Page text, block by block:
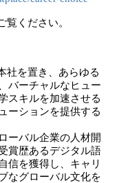
覧ください。
社を置き、あらゆる
バーチャルなヒュー
スキルを加速させる
ーションを提供する
ーバル企業の人材開
賞歴あるデジタル語
信を獲得し、キャリ
なグローバル文化を